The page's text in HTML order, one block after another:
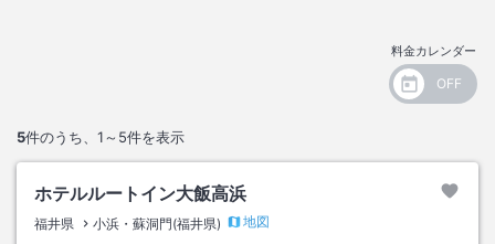
料金カレンダー
5件のうち、 1～5件を表示
ホテルルートイン大飯高浜
福井県 小浜・蘇洞門(福井県)
地図